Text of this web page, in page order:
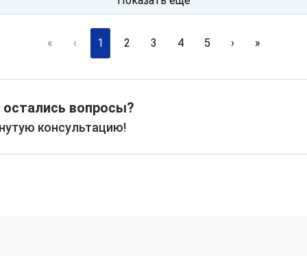
« ‹ 1 2 3 4 5 › »
вопросы?
консультацию!